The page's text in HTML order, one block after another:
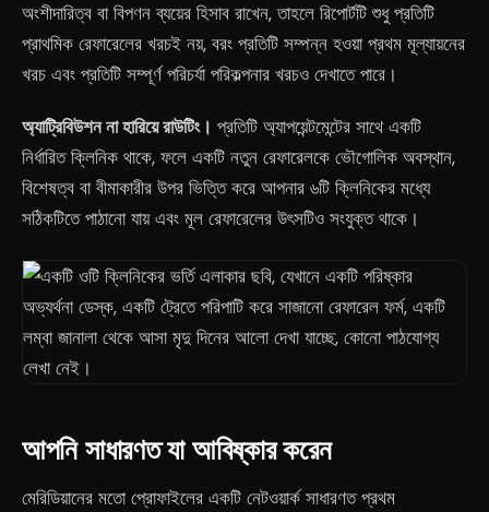
অংশীদারিত্ব বা বিপণন ব্যয়ের হিসাব রাখেন, তাহলে রিপোর্টটি শুধু প্রতিটি
প্রাথমিক রেফারেলের খরচই নয়, বরং প্রতিটি সম্পন্ন হওয়া প্রথম মূল্যায়নের
খরচ এবং প্রতিটি সম্পূর্ণ পরিচর্যা পরিকল্পনার খরচও দেখাতে পারে।
অ্যাট্রিবিউশন না হারিয়ে রাউটিং। প্রতিটি অ্যাপয়েন্টমেন্টের সাথে একটি
নির্ধারিত ক্লিনিক থাকে, ফলে একটি নতুন রেফারেলকে ভৌগোলিক অবস্থান,
বিশেষত্ব বা বীমাকারীর উপর ভিত্তি করে আপনার ৬টি ক্লিনিকের মধ্যে
সঠিকটিতে পাঠানো যায় এবং মূল রেফারেলের উৎসটিও সংযুক্ত থাকে।
আপনি সাধারণত যা আবিষ্কার করেন
মেরিডিয়ানের মতো প্রোফাইলের একটি নেটওয়ার্ক সাধারণত প্রথম